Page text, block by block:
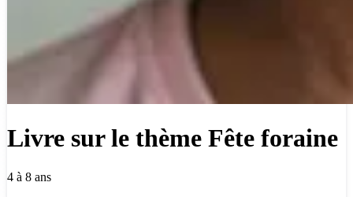
Livre sur le thème Fête foraine
4 à 8 ans